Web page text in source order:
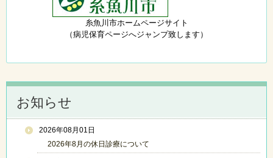
糸魚川市ホームページサイト
（病児保育ページへジャンプ致します）
お知らせ
2026年08月01日
2026年8月の休日診療について